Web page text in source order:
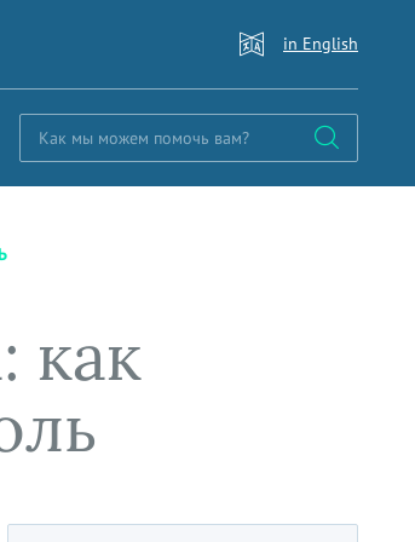
in English
как